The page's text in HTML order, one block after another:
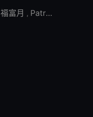
福富月 , Patricia Yiombi